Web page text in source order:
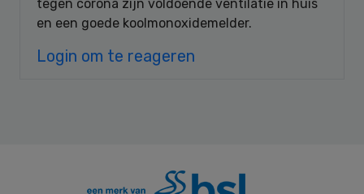
tegen corona zijn voldoende ventilatie in huis
en een goede koolmonoxidemelder.
Login om te reageren